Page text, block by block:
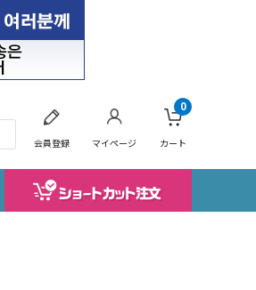
会員登録 マイページ カート
0